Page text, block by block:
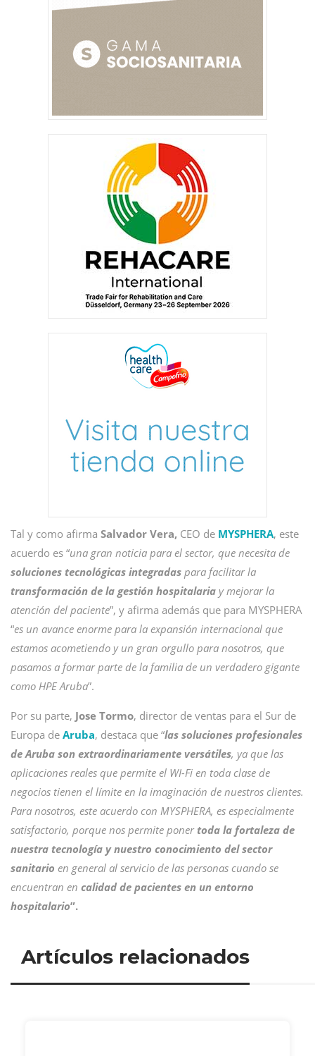
Tal y como afirma Salvador Vera, CEO de MYSPHERA, este
acuerdo es “una gran noticia para el sector, que necesita de
soluciones tecnológicas integradas para facilitar la
transformación de la gestión hospitalaria y mejorar la
atención del paciente”, y afirma además que para MYSPHERA
“es un avance enorme para la expansión internacional que
estamos acometiendo y un gran orgullo para nosotros, que
pasamos a formar parte de la familia de un verdadero gigante
como HPE Aruba”.
Por su parte, Jose Tormo, director de ventas para el Sur de
Europa de Aruba, destaca que “las soluciones profesionales
de Aruba son extraordinariamente versátiles, ya que las
aplicaciones reales que permite el WI-Fi en toda clase de
negocios tienen el límite en la imaginación de nuestros clientes.
Para nosotros, este acuerdo con MYSPHERA, es especialmente
satisfactorio, porque nos permite poner toda la fortaleza de
nuestra tecnología y nuestro conocimiento del sector
sanitario en general al servicio de las personas cuando se
encuentran en calidad de pacientes en un entorno
hospitalario”.
Artículos relacionados